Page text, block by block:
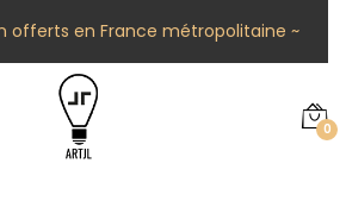
offerts en France métropolitaine ~
0